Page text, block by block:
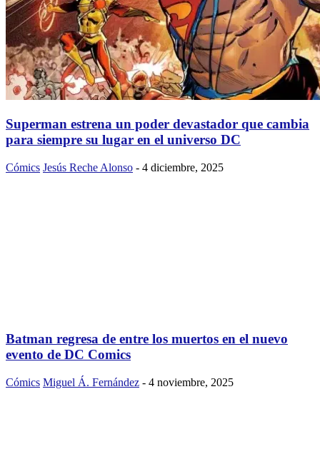
Superman estrena un poder devastador que cambia
para siempre su lugar en el universo DC
Cómics Jesús Reche Alonso - 4 diciembre, 2025
Batman regresa de entre los muertos en el nuevo
evento de DC Comics
Cómics Miguel Á. Fernández - 4 noviembre, 2025